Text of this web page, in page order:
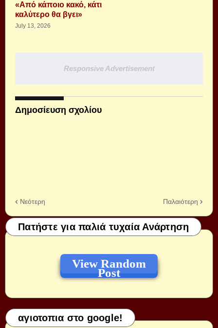
«Από κάποιο κακό, κάτι
καλύτερο θα βγει»
July 13, 2026
Responsive Advertisement
Δημοσίευση σχολίου
Νεότερη Παλαιότερη
Πατήστε για παλιά τυχαία Ανάρτηση
View Random
Post
αγιοτοπια στο google!